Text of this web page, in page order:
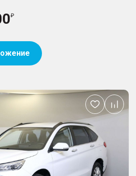
Добавить
в